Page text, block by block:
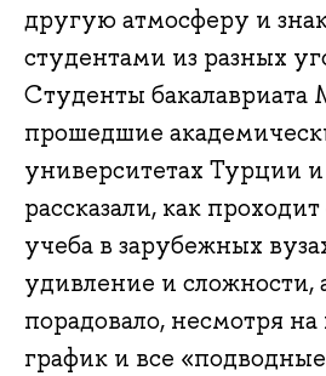
другую атмосферу и
студентами из разных
Студенты
прошедшие
университетах Турции
рассказали, как
учеба в зарубежных
удивление и сложности,
порадовало, несмотря
график и все